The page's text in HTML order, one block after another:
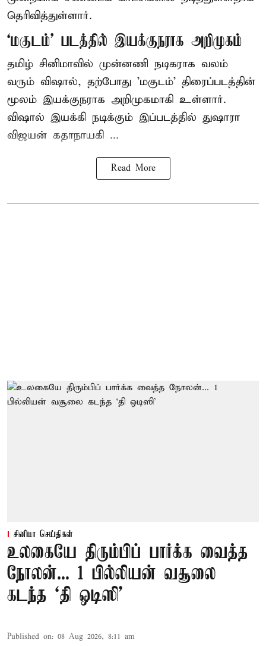
தெரிவித்துள்ளார்.
‘மகுடம்’ படத்தில் இயக்குநராக அறிமுகம்
தமிழ் சினிமாவில் முன்னணி நடிகராக வலம்
வரும் விஷால், தற்போது 'மகுடம்' திரைப்படத்தின்
மூலம் இயக்குநராக அறிமுகமாகி உள்ளார்.
விஷால் இயக்கி நடிக்கும் இப்படத்தில் துஷாரா
விஜயன் கதாநாயகி ...
Read More
சினிமா செய்திகள்
உலகையே திரும்பிப் பார்க்க வைத்த
நோலன்... 1 பில்லியன் வசூலை
கடந்த ‘தி ஒடிஸி’
Published on: 08 Aug 2026, 8:11 am